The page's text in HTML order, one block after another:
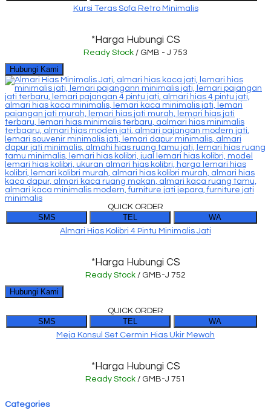
Kursi Teras Sofa Retro Minimalis
*Harga Hubungi CS
Ready Stock / GMB - J 753
Hubungi Kami
QUICK ORDER
SMS TEL WA
Almari Hias Kolibri 4 Pintu Minimalis Jati
*Harga Hubungi CS
Ready Stock / GMB-J 752
Hubungi Kami
QUICK ORDER
SMS TEL WA
Meja Konsul Set Cermin Hias Ukir Mewah
*Harga Hubungi CS
Ready Stock / GMB-J 751
Categories